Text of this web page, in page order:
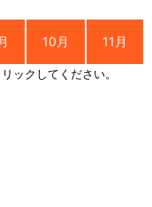
10月 11月
ックしてください。